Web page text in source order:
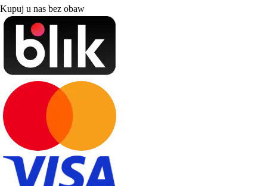
Kupuj u nas bez obaw